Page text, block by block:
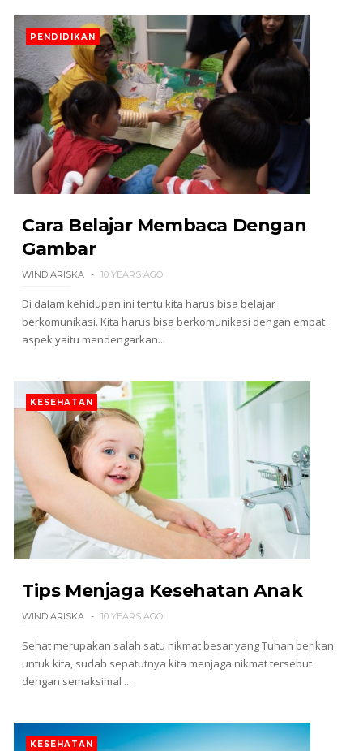
PENDIDIKAN
Cara Belajar Membaca Dengan
Gambar
WINDIARISKA 10 YEARS AGO
Di dalam kehidupan ini tentu kita harus bisa belajar
berkomunikasi. Kita harus bisa berkomunikasi dengan empat
aspek yaitu mendengarkan...
KESEHATAN
Tips Menjaga Kesehatan Anak
WINDIARISKA 10 YEARS AGO
Sehat merupakan salah satu nikmat besar yang Tuhan berikan
untuk kita, sudah sepatutnya kita menjaga nikmat tersebut
dengan semaksimal ...
KESEHATAN